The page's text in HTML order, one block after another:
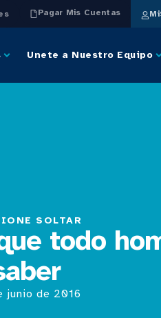
Pagar Mis Cuentas
Unete a Nuestro Equipo
SOLTAR
todo
junio de 2016